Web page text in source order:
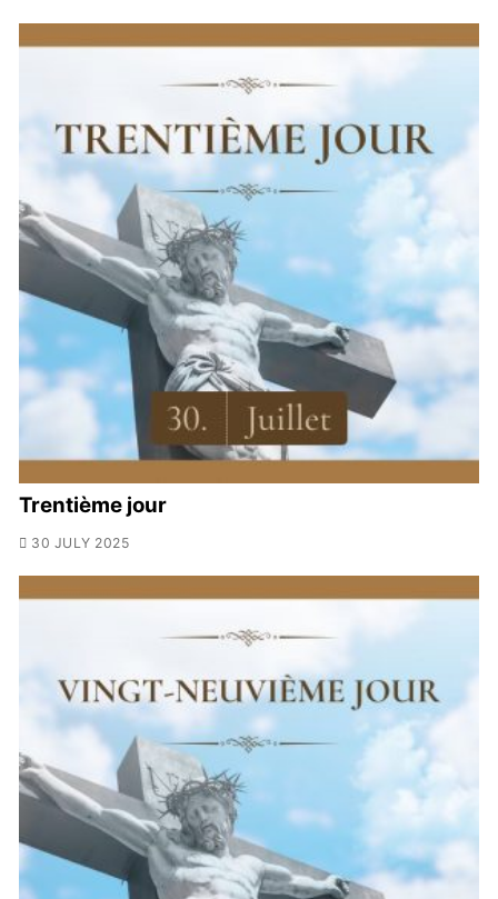
Trentième jour
30 JULY 2025